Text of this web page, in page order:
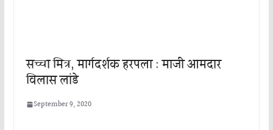
सच्चा मित्र, मार्गदर्शक हरपला : माजी आमदार
विलास लांडे
September 9, 2020